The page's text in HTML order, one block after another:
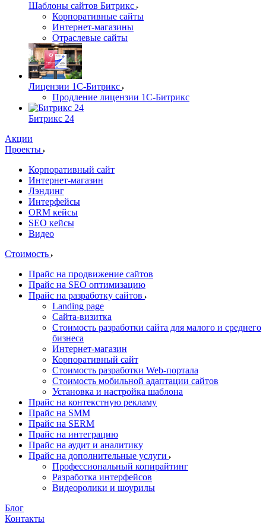
Шаблоны сайтов Битрикс
Корпоративные сайты
Интернет-магазины
Отраслевые сайты
Лицензии 1С-Битрикс
Продление лицензии 1С-Битрикс
Битрикс 24
Акции
Проекты
Корпоративный сайт
Интернет-магазин
Лэндинг
Интерфейсы
ORM кейсы
SEO кейсы
Видео
Стоимость
Прайс на продвижение сайтов
Прайс на SEO оптимизацию
Прайс на разработку сайтов
Landing page
Cайта-визитка
Стоимость разработки сайта для малого и среднего
бизнеса
Интернет-магазин
Корпоративный сайт
Стоимость разработки Web-портала
Стоимость мобильной адаптации сайтов
Установка и настройка шаблона
Прайс на контекстную рекламу
Прайс на SMM
Прайс на SERM
Прайс на интеграцию
Прайс на аудит и аналитику
Прайс на дополнительные услуги
Профессиональный копирайтинг
Разработка интерфейсов
Видеоролики и шоурилы
Блог
Контакты